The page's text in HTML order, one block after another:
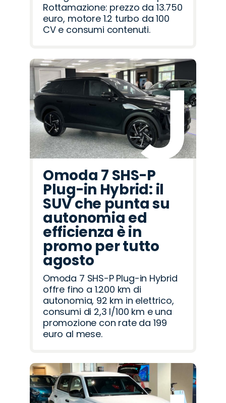
Rottamazione: prezzo da 13.750
euro, motore 1.2 turbo da 100
CV e consumi contenuti.
Omoda 7 SHS-P
Plug-in Hybrid: il
SUV che punta su
autonomia ed
efficienza è in
promo per tutto
agosto
Omoda 7 SHS-P Plug-in Hybrid
offre fino a 1.200 km di
autonomia, 92 km in elettrico,
consumi di 2,3 l/100 km e una
promozione con rate da 199
euro al mese.